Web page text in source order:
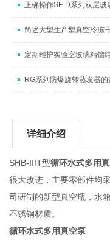
正确操作SF-D系列双层
简述大型生产型真空冷冻
定期维护实验室玻璃精馏
RG系列防爆旋转蒸发器
详细介绍
SHB-IIIT型循环水式多用
很大改进，主要零部件均
司研制的新型真空瓶，水
不锈钢材质。
循环水式多用真空泵